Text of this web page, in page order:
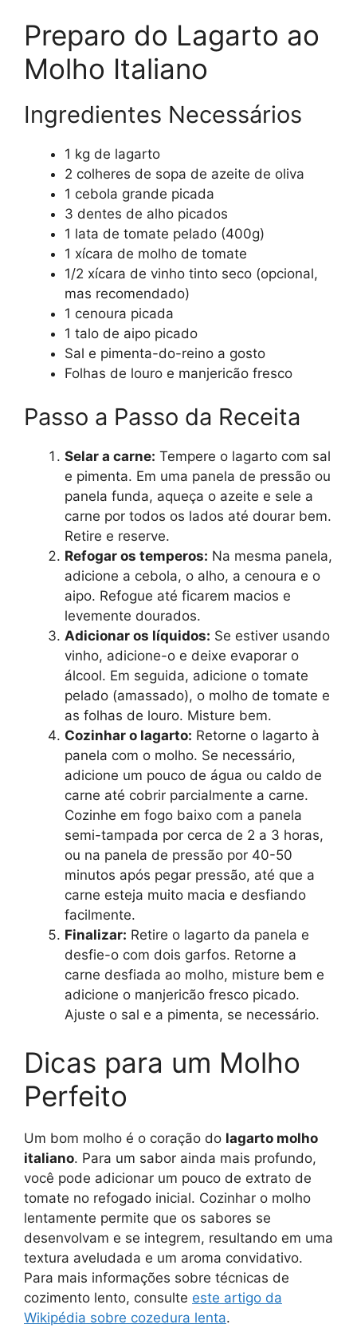
Preparo do Lagarto ao
Molho Italiano
Ingredientes Necessários
1 kg de lagarto
2 colheres de sopa de azeite de oliva
1 cebola grande picada
3 dentes de alho picados
1 lata de tomate pelado (400g)
1 xícara de molho de tomate
1/2 xícara de vinho tinto seco (opcional,
mas recomendado)
1 cenoura picada
1 talo de aipo picado
Sal e pimenta-do-reino a gosto
Folhas de louro e manjericão fresco
Passo a Passo da Receita
Selar a carne: Tempere o lagarto com sal
e pimenta. Em uma panela de pressão ou
panela funda, aqueça o azeite e sele a
carne por todos os lados até dourar bem.
Retire e reserve.
Refogar os temperos: Na mesma panela,
adicione a cebola, o alho, a cenoura e o
aipo. Refogue até ficarem macios e
levemente dourados.
Adicionar os líquidos: Se estiver usando
vinho, adicione-o e deixe evaporar o
álcool. Em seguida, adicione o tomate
pelado (amassado), o molho de tomate e
as folhas de louro. Misture bem.
Cozinhar o lagarto: Retorne o lagarto à
panela com o molho. Se necessário,
adicione um pouco de água ou caldo de
carne até cobrir parcialmente a carne.
Cozinhe em fogo baixo com a panela
semi-tampada por cerca de 2 a 3 horas,
ou na panela de pressão por 40-50
minutos após pegar pressão, até que a
carne esteja muito macia e desfiando
facilmente.
Finalizar: Retire o lagarto da panela e
desfie-o com dois garfos. Retorne a
carne desfiada ao molho, misture bem e
adicione o manjericão fresco picado.
Ajuste o sal e a pimenta, se necessário.
Dicas para um Molho
Perfeito
Um bom molho é o coração do lagarto molho
italiano. Para um sabor ainda mais profundo,
você pode adicionar um pouco de extrato de
tomate no refogado inicial. Cozinhar o molho
lentamente permite que os sabores se
desenvolvam e se integrem, resultando em uma
textura aveludada e um aroma convidativo.
Para mais informações sobre técnicas de
cozimento lento, consulte este artigo da
Wikipédia sobre cozedura lenta.